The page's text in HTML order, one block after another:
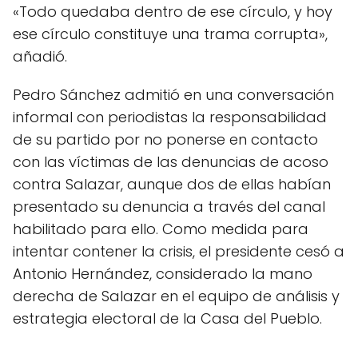
«Todo quedaba dentro de ese círculo, y hoy
ese círculo constituye una trama corrupta»,
añadió.
Pedro Sánchez admitió en una conversación
informal con periodistas la responsabilidad
de su partido por no ponerse en contacto
con las víctimas de las denuncias de acoso
contra Salazar, aunque dos de ellas habían
presentado su denuncia a través del canal
habilitado para ello. Como medida para
intentar contener la crisis, el presidente cesó a
Antonio Hernández, considerado la mano
derecha de Salazar en el equipo de análisis y
estrategia electoral de la Casa del Pueblo.